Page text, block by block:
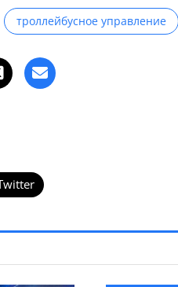
троллейбусное управление